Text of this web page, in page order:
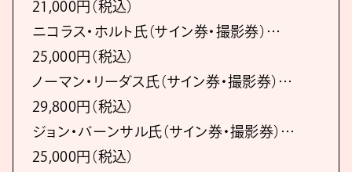
21,000円（税込）
ニコラス・ホルト氏（サイン券・撮影券）…
25,000円（税込）
ノーマン・リーダス氏（サイン券・撮影券）…
29,800円（税込）
ジョン・バーンサル氏（サイン券・撮影券）…
25,000円（税込）